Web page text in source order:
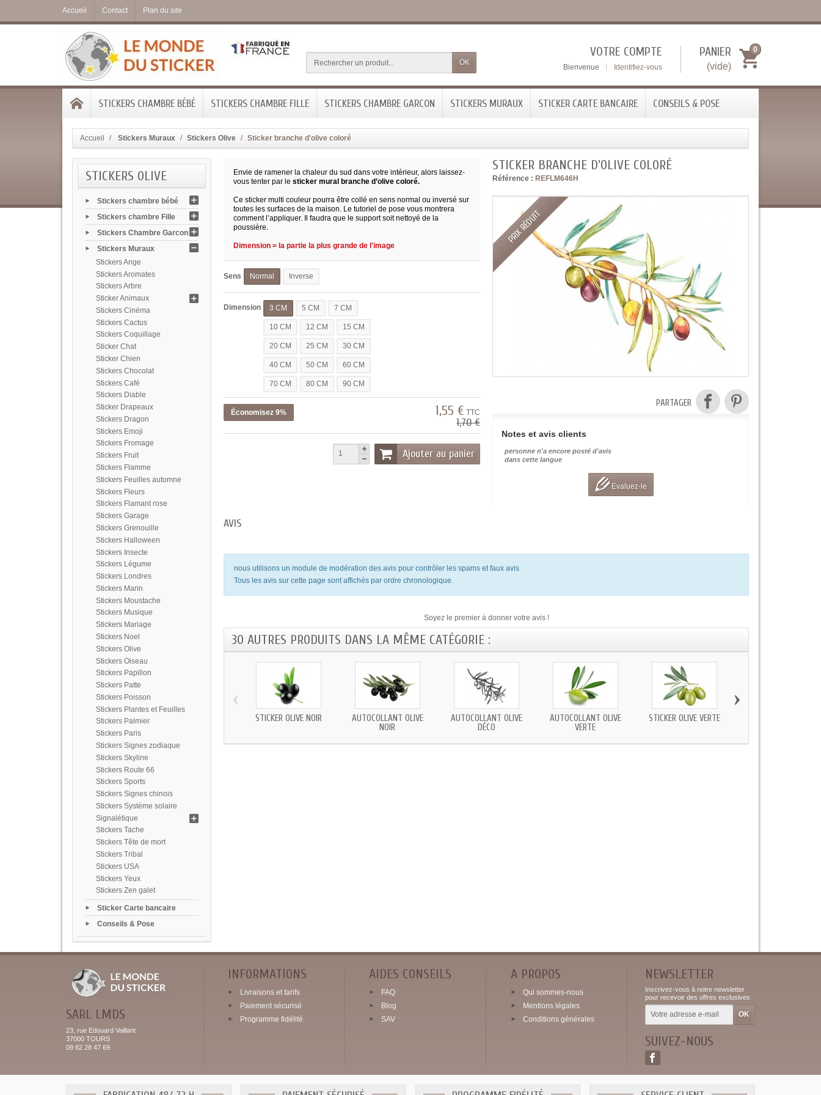
Accueil Contact Plan du site
OK
PANIER
(vide)
0
VOTRE COMPTE
Bienvenue Identifiez-vous
STICKERS CHAMBRE BÉBÉ STICKERS CHAMBRE FILLE STICKERS CHAMBRE GARCON STICKERS MURAUX STICKER CARTE BANCAIRE CONSEILS & POSE
Accueil Stickers Muraux Stickers Olive Sticker branche d'olive coloré
STICKERS OLIVE
Stickers chambre bébé
Stickers chambre Fille
Stickers Chambre Garcon
Stickers Muraux
Stickers Ange
Stickers Aromates
Stickers Arbre
Sticker Animaux
Stickers Cinéma
Stickers Cactus
Stickers Coquillage
Sticker Chat
Sticker Chien
Stickers Chocolat
Stickers Café
Stickers Diable
Sticker Drapeaux
Stickers Dragon
Stickers Emoji
Stickers Fromage
Stickers Fruit
Stickers Flamme
Stickers Feuilles automne
Stickers Fleurs
Stickers Flamant rose
Stickers Garage
Stickers Grenouille
Stickers Halloween
Stickers Insecte
Stickers Légume
Stickers Londres
Stickers Marin
Stickers Moustache
Stickers Musique
Stickers Mariage
Stickers Noel
Stickers Olive
Stickers Oiseau
Stickers Papillon
Stickers Patte
Stickers Poisson
Stickers Plantes et Feuilles
Stickers Palmier
Stickers Paris
Stickers Signes zodiaque
Stickers Skyline
Stickers Route 66
Stickers Sports
Stickers Signes chinois
Stickers Système solaire
Signalétique
Stickers Tache
Stickers Tête de mort
Stickers Tribal
Stickers USA
Stickers Yeux
Stickers Zen galet
Sticker Carte bancaire
Conseils & Pose
STICKER BRANCHE D'OLIVE COLORÉ
Référence : REFLM646H
PRIX RÉDUIT
PARTAGER
Notes et avis clients
personne n'a encore posté d'avis
dans cette langue
Evaluez-le
Envie de ramener la chaleur du sud dans votre intérieur, alors laissez-
vous tenter par le sticker mural branche d’olive coloré.
Ce sticker multi couleur pourra être collé en sens normal ou inversé sur
toutes les surfaces de la maison. Le tutoriel de pose vous montrera
comment l’appliquer. Il faudra que le support soit nettoyé de la
poussière.
Dimension = la partie la plus grande de l'image
Sens Normal Inverse
Dimension 3 CM 5 CM 7 CM
10 CM 12 CM 15 CM
20 CM 25 CM 30 CM
40 CM 50 CM 60 CM
70 CM 80 CM 90 CM
Économisez 9% 1,55 € TTC
1,70 €
Ajouter au panier
AVIS
nous utilisons un module de modération des avis pour contrôler les spams et faux avis
Tous les avis sur cette page sont affichés par ordre chronologique.
Soyez le premier à donner votre avis !
30 AUTRES PRODUITS DANS LA MÊME CATÉGORIE :
STICKER OLIVE NOIR
AUTOCOLLANT OLIVE
NOIR
AUTOCOLLANT OLIVE
DÉCO
AUTOCOLLANT OLIVE
VERTE
STICKER OLIVE VERTE
‹ ›
SARL LMDS
23, rue Edouard Vaillant
37000 TOURS
09 82 28 47 69
INFORMATIONS
Livraisons et tarifs
Paiement sécurisé
Programme fidélité
AIDES CONSEILS
FAQ
Blog
SAV
A PROPOS
Qui sommes-nous
Mentions légales
Conditions générales
NEWSLETTER
Inscrivez-vous à notre newsletter
pour recevoir des offres exclusives
SUIVEZ-NOUS